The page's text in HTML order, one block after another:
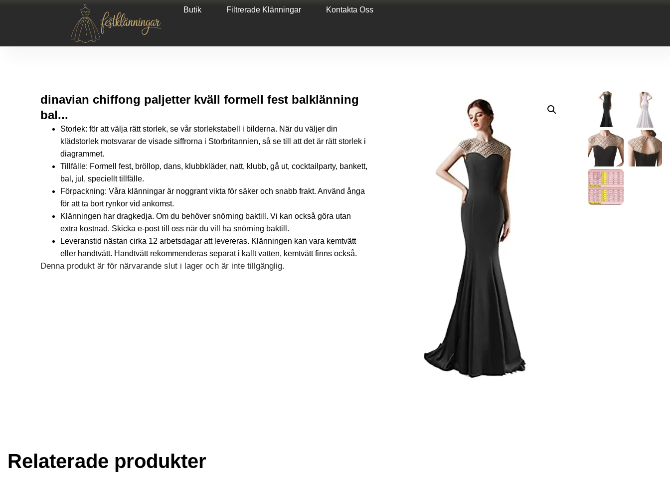
Butik Filtrerade Klänningar Kontakta Oss
dinavian chiffong paljetter kväll formell fest balklänning
bal...
Storlek: för att välja rätt storlek, se vår storlekstabell i bilderna. När du väljer din
klädstorlek motsvarar de visade siffrorna i Storbritannien, så se till att det är rätt storlek i
diagrammet.
Tillfälle: Formell fest, bröllop, dans, klubbkläder, natt, klubb, gå ut, cocktailparty, bankett,
bal, jul, speciellt tillfälle.
Förpackning: Våra klänningar är noggrant vikta för säker och snabb frakt. Använd ånga
för att ta bort rynkor vid ankomst.
Klänningen har dragkedja. Om du behöver snörning baktill. Vi kan också göra utan
extra kostnad. Skicka e-post till oss när du vill ha snörning baktill.
Leveranstid nästan cirka 12 arbetsdagar att levereras. Klänningen kan vara kemtvätt
eller handtvätt. Handtvätt rekommenderas separat i kallt vatten, kemtvätt finns också.
Denna produkt är för närvarande slut i lager och är inte tillgänglig.
Relaterade produkter